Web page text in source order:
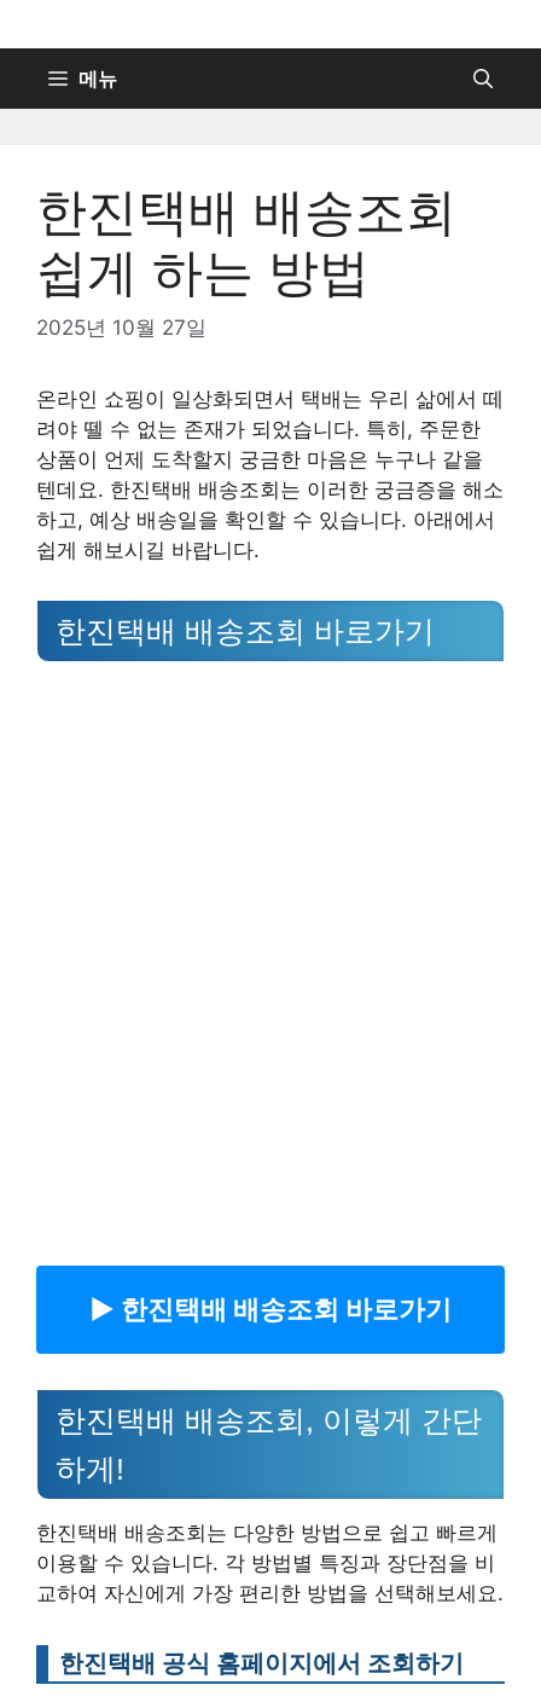
텐
로
메뉴
한진택배 배송조회
쉽게 하는 방법
2025년 10월 27일
온라인 쇼핑이 일상화되면서 택배는 우리 삶에서 떼
려야 뗄 수 없는 존재가 되었습니다. 특히, 주문한
상품이 언제 도착할지 궁금한 마음은 누구나 같을
텐데요. 한진택배 배송조회는 이러한 궁금증을 해소
하고, 예상 배송일을 확인할 수 있습니다. 아래에서
쉽게 해보시길 바랍니다.
한진택배 배송조회 바로가기
▶︎ 한진택배 배송조회 바로가기
한진택배 배송조회, 이렇게 간단
하게!
한진택배 배송조회는 다양한 방법으로 쉽고 빠르게
이용할 수 있습니다. 각 방법별 특징과 장단점을 비
교하여 자신에게 가장 편리한 방법을 선택해보세요.
한진택배 공식 홈페이지에서 조회하기